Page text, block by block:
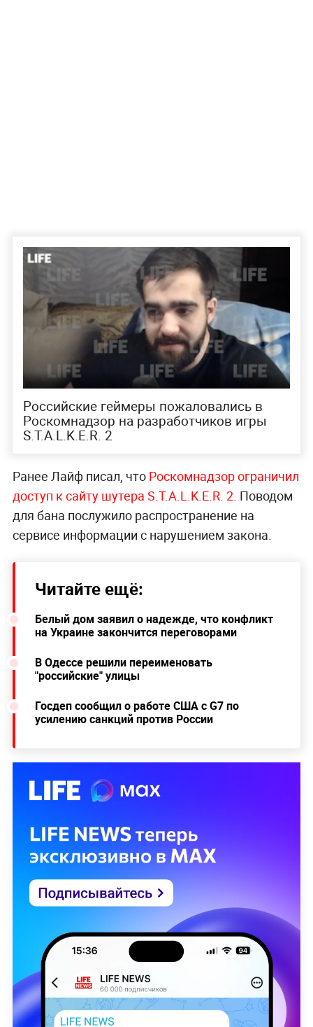
Российские геймеры пожаловались в
Роскомнадзор на разработчиков игры
S.T.A.L.K.E.R. 2
Ранее Лайф писал, что Роскомнадзор ограничил
доступ к сайту шутера S.T.A.L.K.E.R. 2. Поводом
для бана послужило распространение на
сервисе информации с нарушением закона.
Читайте ещё:
Белый дом заявил о надежде, что конфликт
на Украине закончится переговорами
В Одессе решили переименовать
"российские" улицы
Госдеп сообщил о работе США с G7 по
усилению санкций против России